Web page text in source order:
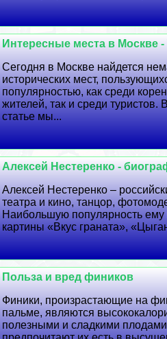
Интересные места в Москве
Сегодня в Москве найдется
исторических мест,
популярностью, как среди
жителей, так и среди туристов.
статье мы...
Алексей Нестеренко -
Алексей Нестеренко –
театра и кино, танцор,
Наибольшую популярность ему
картины «Вкус граната»,
Польза и вред фиников
Финики, произрастающие на
пальме, являются
полезными и сладкими